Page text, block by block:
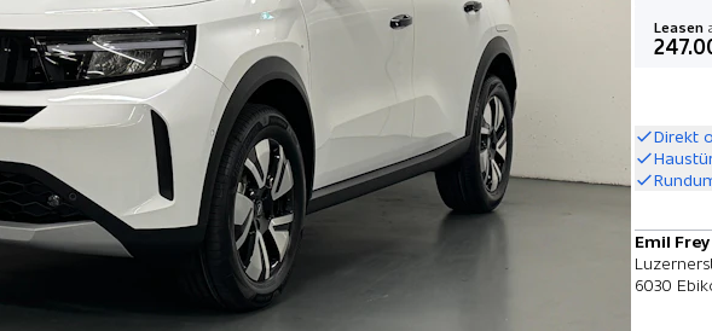
Leasen
Direkt
Emil
6030